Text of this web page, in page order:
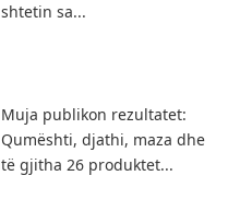
shtetin sa...
Muja publikon rezultatet:
Qumështi, djathi, maza dhe
të gjitha 26 produktet...